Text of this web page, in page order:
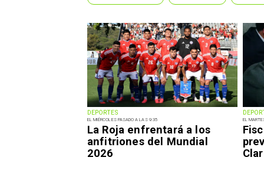
DEPORTES
EL MIÉRCOLES PASADO A LAS 9:35
La Roja enfrentará a los
anfitriones del Mundial
2026
EL